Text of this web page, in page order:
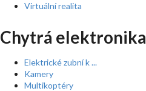
Virtuální realita
Chytrá elektronika
Elektrické zubní k ...
Kamery
Multikoptéry